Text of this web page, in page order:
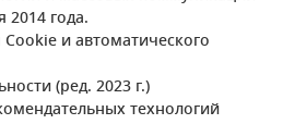
2014 года.
и автоматического
(ред. 2023 г.)
технологий